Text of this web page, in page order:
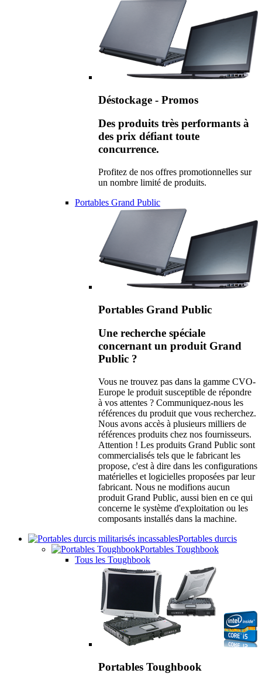
Déstockage - Promos
Des produits très performants à
des prix défiant toute
concurrence.
Profitez de nos offres promotionnelles sur
un nombre limité de produits.
Portables Grand Public
Portables Grand Public
Une recherche spéciale
concernant un produit Grand
Public ?
Vous ne trouvez pas dans la gamme CVO-
Europe le produit susceptible de répondre
à vos attentes ? Communiquez-nous les
références du produit que vous recherchez.
Nous avons accès à plusieurs milliers de
références produits chez nos fournisseurs.
Attention ! Les produits Grand Public sont
commercialisés tels que le fabricant les
propose, c'est à dire dans les configurations
matérielles et logicielles proposées par leur
fabricant. Nous ne modifions aucun
produit Grand Public, aussi bien en ce qui
concerne le système d'exploitation ou les
composants installés dans la machine.
Portables durcis
Portables Toughbook
Tous les Toughbook
Portables Toughbook